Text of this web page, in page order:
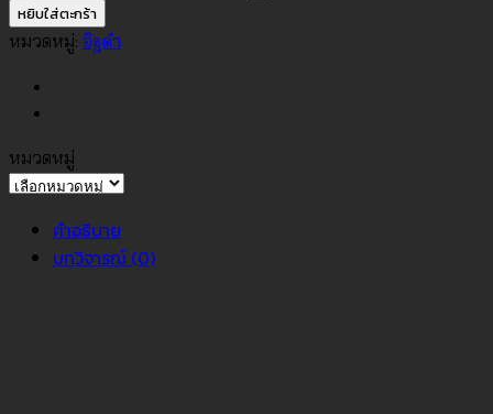
วอลเปเปอร์
ลาย
สีดำ
No.7837-
3
ชิ้น
หยิบใส่ตะกร้า
หมวดหมู่: อิฐดำ
หมวดหมู่
หมวด
คำอธิบาย
บทวิจารณ์ (0)